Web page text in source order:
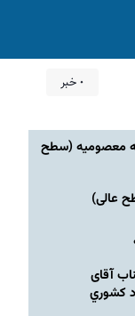
۰ خبر
معصومیه‌ (سطح
عالی)
آقای
كشوري